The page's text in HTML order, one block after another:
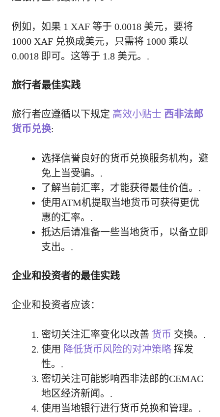
例如，如果 1 XAF 等于 0.0018 美元，要将
1000 XAF 兑换成美元，只需将 1000 乘以
0.0018 即可。这等于 1.8 美元。.
旅行者最佳实践
旅行者应遵循以下规定 高效小贴士 西非法郎
货币兑换:
选择信誉良好的货币兑换服务机构，避
免上当受骗。.
了解当前汇率，才能获得最佳价值。.
使用ATM机提取当地货币可获得更优
惠的汇率。.
抵达后请准备一些当地货币，以备立即
支出。.
企业和投资者的最佳实践
企业和投资者应该：
密切关注汇率变化以改善 货币 交换。.
使用 降低货币风险的对冲策略 挥发
性。.
密切关注可能影响西非法郎的CEMAC
地区经济新闻。.
使用当地银行进行货币兑换和管理。.